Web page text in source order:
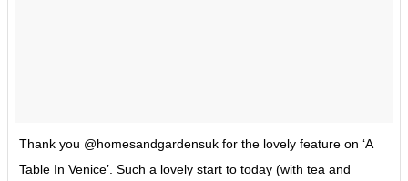
Thank you @homesandgardensuk for the lovely feature on ‘A
Table In Venice’. Such a lovely start to today (with tea and